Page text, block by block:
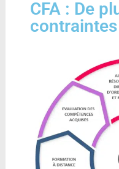
CFA : De
contraintes